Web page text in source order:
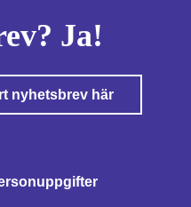
Ja!
nyhetsbrev här